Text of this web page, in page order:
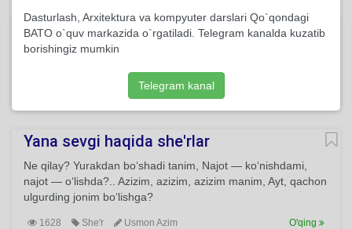
Chapani yoxud jaydari she'rlar
Shamollarda ko‘zimdan Uchgan yoshimsan, yor-a. Ko‘ngil
Usmon Azim
Yana sevgi haqida she'rlar
Ne qilay? Yurakdan bo‘shadi tanim, Najot — ko‘nishdami,
najot — o‘lishda?.. Azizim, azizim, azizim manim, Ayt, qachon
ulgurding jonim bo‘lishga?
1628 She'r Usmon Azim O'qing
Dasturlash, Arxitektura va kompyuter darslari Qo`qondagi
BATO o`quv markazida o`rgatiladi. Telegram kanalda kuzatib
borishingiz mumkin
Telegram kanal